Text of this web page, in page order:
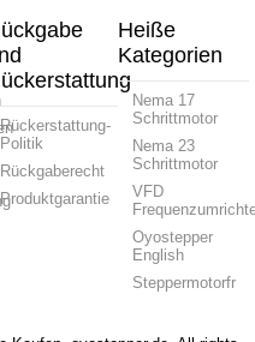
Ø42
mm
Keilnut
Rückerstattung-
Politik
Rückgaberecht
Produktgarantie
Heiße
Kategorien
Nema 17
Schrittmotor
Nema 23
Schrittmotor
VFD
Oyostepper
English
Steppermotorfr